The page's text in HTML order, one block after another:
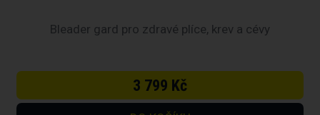
Bleader gard pro zdravé plíce, krev a cévy
3 799 Kč